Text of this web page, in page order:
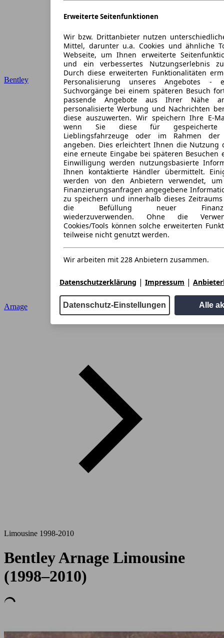
Erweiterte Seitenfunktionen
Wir bzw. Drittanbieter nutzen
Mittel, darunter u.a. Cookies und ähnliche
Webseite, um Ihnen erweiterte
und ein verbessertes Nutzungserlebnis
Durch diese erweiterten Funktionalitäten
Personalisierung unseres Angebotes
Suchvorgänge bei einem späteren Besuch
passende Angebote aus Ihrer Nähe
personalisierte Werbung und Nachrichten
diese auszuwerten. Wir speichern Ihre E-
wenn Sie diese für gespeicherte
Lieblingsfahrzeuge oder im Rahmen der
angeben. Dies erleichtert Ihnen die Nutzung
eine erneute Eingabe bei späteren
Einwilligung werden nutzungsbasierte
Ihnen kontaktierte Händler übermittelt.
werden von den Anbietern verwendet,
Finanzierungsanfragen angegebene
zu speichern und innerhalb dieses
die Befüllung neuer
wiederzuverwenden. Ohne die
Cookies/Tools können solche erweiterten
teilweise nicht genutzt werden.
Wir arbeiten mit 228 Anbietern zusammen.
Datenschutzerklärung | Impressum |
Datenschutz-Einstellungen Alle
Bentley
Arnage
Limousine 1998-2010
Bentley Arnage Limousine
(1998–2010)